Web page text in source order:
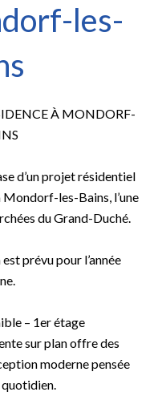
les-
À MONDORF-
d’un projet résidentiel
Mondorf-les-Bains, l’une
du Grand-Duché.
prévu pour l’année
– 1er étage
sur plan offre des
moderne pensée